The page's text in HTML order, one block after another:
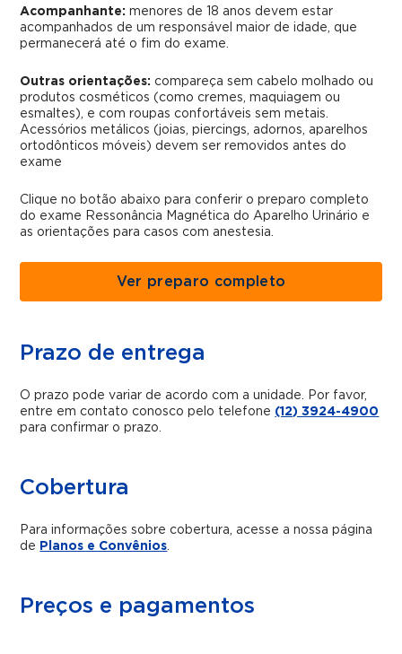
Acompanhante: menores de 18 anos devem estar
acompanhados de um responsável maior de idade, que
permanecerá até o fim do exame.
Outras orientações: compareça sem cabelo molhado ou
produtos cosméticos (como cremes, maquiagem ou
esmaltes), e com roupas confortáveis sem metais.
Acessórios metálicos (joias, piercings, adornos, aparelhos
ortodônticos móveis) devem ser removidos antes do
exame
Clique no botão abaixo para conferir o preparo completo
do exame Ressonância Magnética do Aparelho Urinário e
as orientações para casos com anestesia.
Ver preparo completo
Prazo de entrega
O prazo pode variar de acordo com a unidade. Por favor,
entre em contato conosco pelo telefone (12) 3924-4900
para confirmar o prazo.
Cobertura
Para informações sobre cobertura, acesse a nossa página
de Planos e Convênios.
Preços e pagamentos